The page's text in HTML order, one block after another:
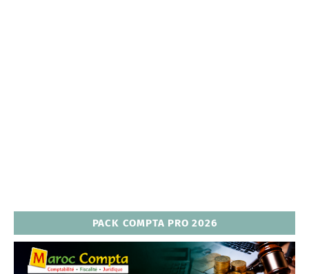
PACK COMPTA PRO 2026